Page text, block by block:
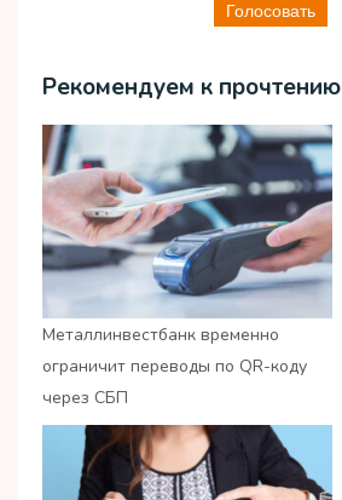
Голосовать
Рекомендуем к прочтению
Металлинвестбанк временно
ограничит переводы по QR-коду
через СБП